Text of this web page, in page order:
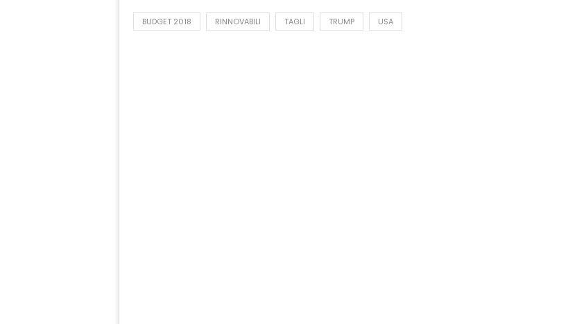
BUDGET 2018 RINNOVABILI TAGLI TRUMP USA